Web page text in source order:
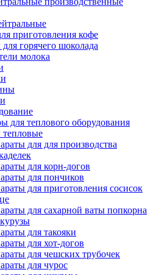
приготовления кофе
горячего шоколада
молока
для теплового оборудования
для для производства
для корн-догов
для пончиков
для приготовления сосисок
для сахарной ваты попкорна
для такояки
для хот-догов
для чешских трубочек
для чурос